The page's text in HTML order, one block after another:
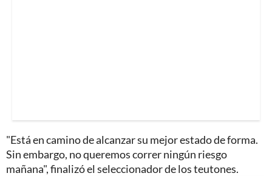
"Está en camino de alcanzar su mejor estado de forma.
Sin embargo, no queremos correr ningún riesgo
mañana", finalizó el seleccionador de los teutones.